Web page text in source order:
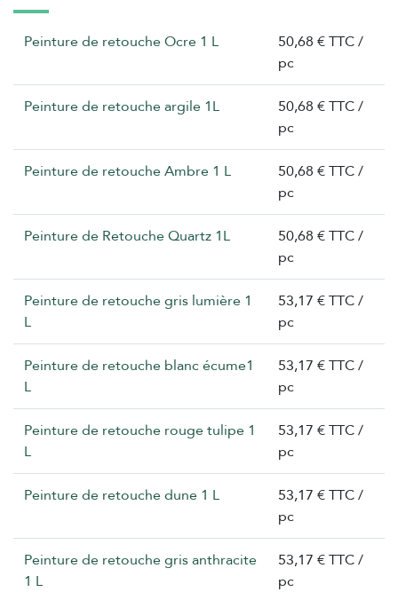
Peinture de retouche Ocre 1 L
50,68 € TTC /
pc
Peinture de retouche argile 1L
50,68 € TTC /
pc
Peinture de retouche Ambre 1 L
50,68 € TTC /
pc
Peinture de Retouche Quartz 1L
50,68 € TTC /
pc
Peinture de retouche gris lumière 1
L
53,17 € TTC /
pc
Peinture de retouche blanc écume1
L
53,17 € TTC /
pc
Peinture de retouche rouge tulipe 1
L
53,17 € TTC /
pc
Peinture de retouche dune 1 L
53,17 € TTC /
pc
Peinture de retouche gris anthracite
1 L
53,17 € TTC /
pc